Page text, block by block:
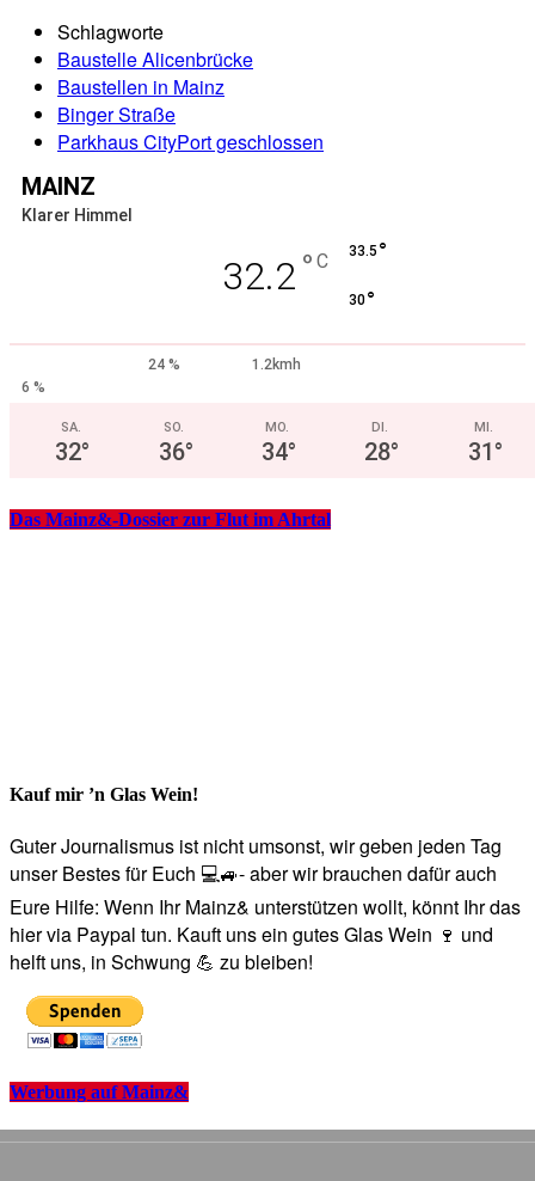
Schlagworte
Baustelle Alicenbrücke
Baustellen in Mainz
Binger Straße
Parkhaus CityPort geschlossen
MAINZ
Klarer Himmel
32.2 ° C 33.5 °
30°
24 %
1.2kmh
6 %
SA.
32°
SO.
36°
MO.
34°
DI.
28°
MI.
31°
Das Mainz&-Dossier zur Flut im Ahrtal
Kauf mir ’n Glas Wein!
Guter Journalismus ist nicht umsonst, wir geben jeden Tag
unser Bestes für Euch 💻🚙- aber wir brauchen dafür auch
Eure Hilfe: Wenn Ihr Mainz& unterstützen wollt, könnt Ihr das
hier via Paypal tun. Kauft uns ein gutes Glas Wein 🍷 und
helft uns, in Schwung 💪 zu bleiben!
Werbung auf Mainz&